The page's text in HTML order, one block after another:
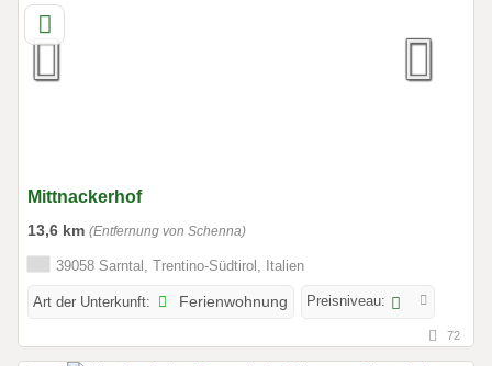
Mittnackerhof
13,6 km (Entfernung von Schenna)
39058 Sarntal, Trentino-Südtirol, Italien
Art der Unterkunft: Ferienwohnung Preisniveau:
72